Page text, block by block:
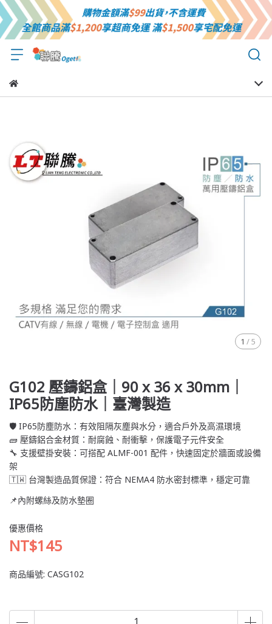
1 /5
G102 壓鑄鋁盒｜90 x 36 x 30mm｜
IP65防塵防水｜臺灣製造
🛡️ IP65防塵防水：有效阻隔灰塵與水分，適合戶外及高濕環境
🧱 壓鑄鋁合金材質：耐腐蝕、耐衝擊，保護電子元件安全
🔧 支援壁掛安裝：可搭配 ALMF-001 配件，快速固定於牆面或設備
架
🇹🇼 台灣製造品質保證：符合 NEMA4 防水密封標準，穩定可靠
📌內附螺絲及防水墊圈
優惠價格
NT$145
商品編號: CASG102